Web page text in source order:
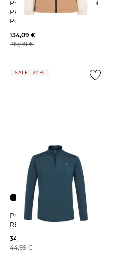
Protest | Damen Snowjacket
PRTSINA Tailored Fit aus
Polyester
134,09 €
199,99 €
SALE: -22 %
Protest | Herren Skipullover
REWILL 1/4 zip top
34,99 €
44,99 €